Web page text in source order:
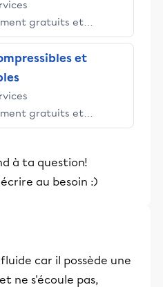
gratuits et
engage les élèves
dans la réussite
et
gratuits et
engage les élèves
à ta question!
au besoin :)
car il possède une
ne s'écoule pas,